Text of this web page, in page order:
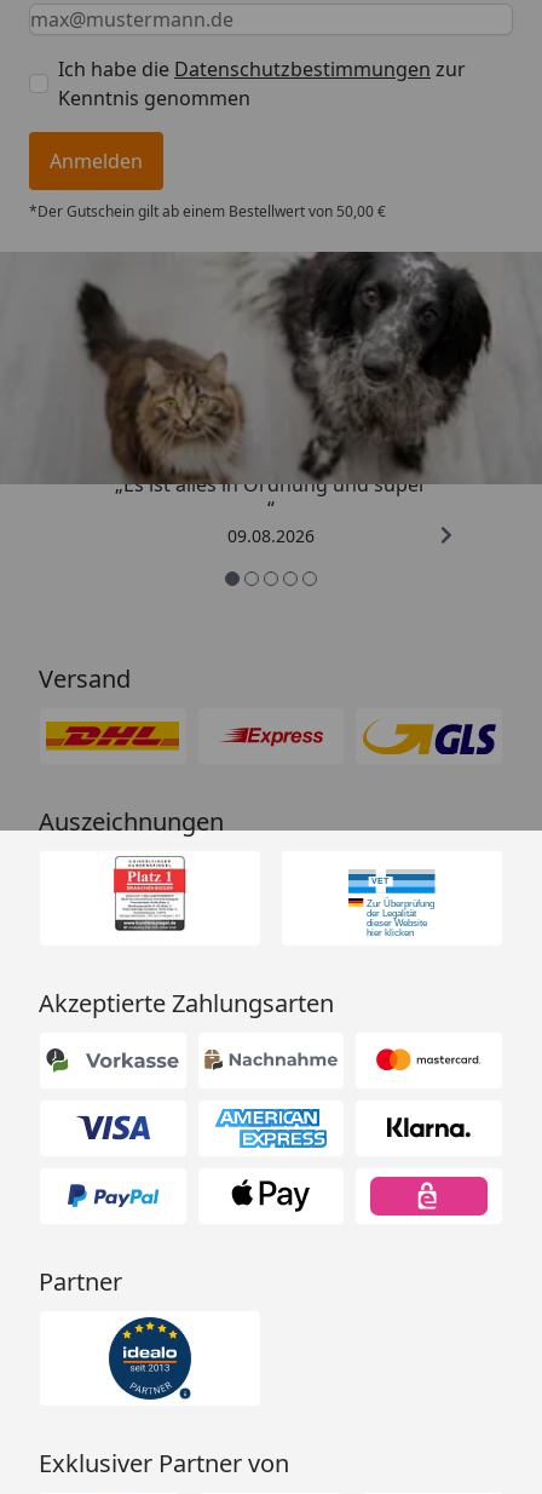
Keine Eingabe erforderlich
Eingabe erforderlich
E-Mail *
Ich habe die Datenschutzbestimmungen zur
Kenntnis genommen
Anmelden
*Der Gutschein gilt ab einem Bestellwert von 50,00 €
Trusted Shops
4,73/ 5
„Es ist alles in Ordnung und super
“
09.08.2026
Versand
Auszeichnungen
Akzeptierte Zahlungsarten
Partner
Exklusiver Partner von